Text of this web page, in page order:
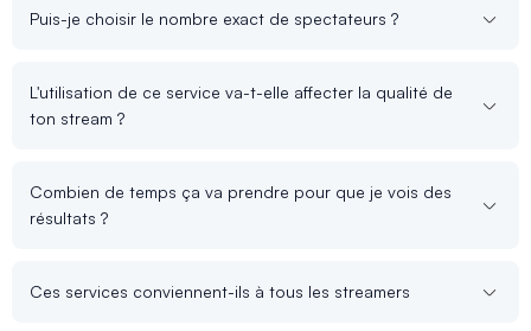
Puis-je choisir le nombre exact de spectateurs ?
L'utilisation de ce service va-t-elle affecter la qualité de
ton stream ?
Combien de temps ça va prendre pour que je vois des
résultats ?
Ces services conviennent-ils à tous les streamers